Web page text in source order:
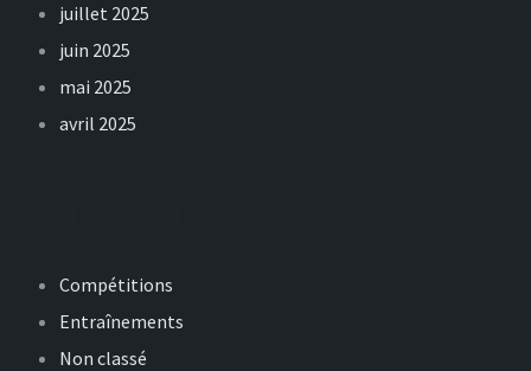
juillet 2025
juin 2025
mai 2025
avril 2025
Compétitions
Entraînements
Non classé